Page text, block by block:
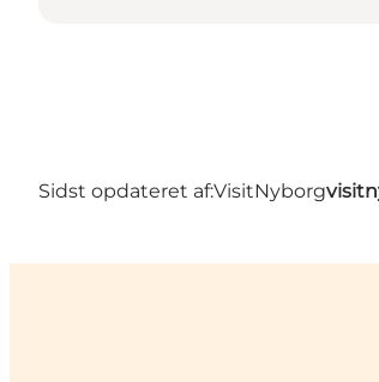
Sidst opdateret af:VisitNyborg